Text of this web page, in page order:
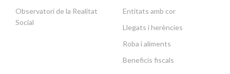
Observatori de la Realitat
Social
Entitats amb cor
Llegats i herències
Roba i aliments
Beneficis fiscals